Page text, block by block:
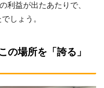
利益が出たあたりで、
しょう。
の場所を「誇る」